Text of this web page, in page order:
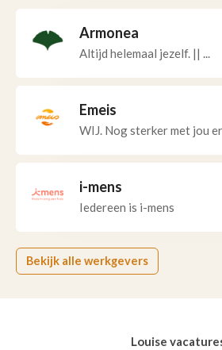
Armonea
Altijd helemaal jezelf. || ...
Emeis
WIJ. Nog sterker met jou
i-mens
Iedereen is i-mens
Bekijk alle werkgevers
Louise